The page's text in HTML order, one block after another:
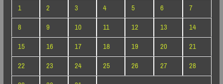
1
2 3 4 5 6
7
8
9 10 11 12 13
14
15
16 17 18 19 20
21
22
23 24 25 26 27
28